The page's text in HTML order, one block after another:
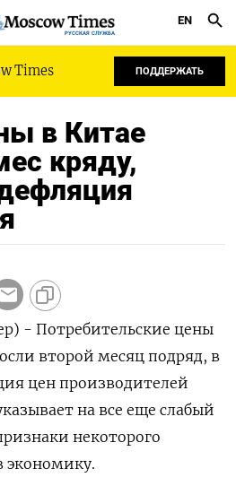
РУССКАЯ СЛУЖБА
EN
Times ПОДДЕРЖАТЬ
в Китае
кряду,
- Потребительские цены
второй месяц подряд, в
цен производителей
на все еще слабый
некоторого
экономику.